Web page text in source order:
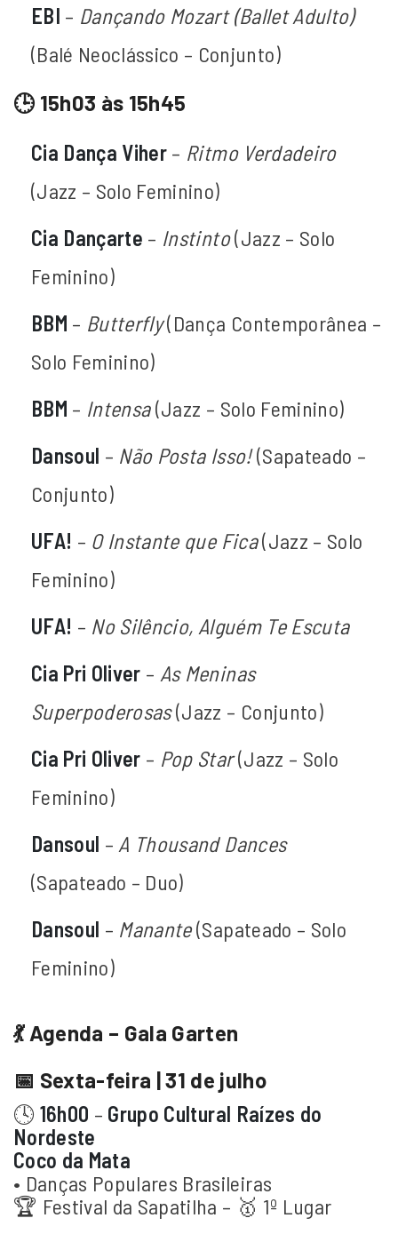
EBI – Dançando Mozart (Ballet Adulto)
(Balé Neoclássico – Conjunto)
🕒 15h03 às 15h45
Cia Dança Viher – Ritmo Verdadeiro
(Jazz – Solo Feminino)
Cia Dançarte – Instinto(Jazz – Solo
Feminino)
BBM – Butterfly(Dança Contemporânea –
Solo Feminino)
BBM – Intensa(Jazz – Solo Feminino)
Dansoul – Não Posta Isso!(Sapateado –
Conjunto)
UFA! – O Instante que Fica(Jazz – Solo
Feminino)
UFA! – No Silêncio, Alguém Te Escuta
Cia Pri Oliver – As Meninas
Superpoderosas(Jazz – Conjunto)
Cia Pri Oliver – Pop Star(Jazz – Solo
Feminino)
Dansoul – A Thousand Dances
(Sapateado – Duo)
Dansoul – Manante(Sapateado – Solo
Feminino)
💃 Agenda – Gala Garten
📅 Sexta-feira | 31 de julho
🕓 16h00 – Grupo Cultural Raízes do
Nordeste
Coco da Mata
• Danças Populares Brasileiras
🏆 Festival da Sapatilha – 🥇 1º Lugar